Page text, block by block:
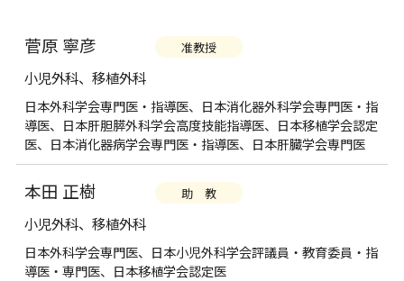
菅原 寧彦 准教授
小児外科、移植外科
日本外科学会専門医・指導医、日本消化器外科学会専門医・指
導医、日本肝胆膵外科学会高度技能指導医、日本移植学会認定
医、日本消化器病学会専門医・指導医、日本肝臓学会専門医
本田 正樹 助 教
小児外科、移植外科
日本外科学会専門医、日本小児外科学会評議員・教育委員・指
導医・専門医、日本移植学会認定医